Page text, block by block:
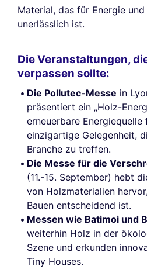
Material, das für Energie
unerlässlich ist.
Die Veranstaltungen,
verpassen sollte:
Die Pollutec-Messe in
präsentiert ein „Holz-
erneuerbare
einzigartige Gelegenheit,
Branche zu treffen.
Die Messe für die
(11.-15. September) hebt
von Holzmaterialien
Bauen entscheidend ist.
Messen wie Batimoi und
weiterhin Holz in der
Szene und erkunden
Tiny Houses.